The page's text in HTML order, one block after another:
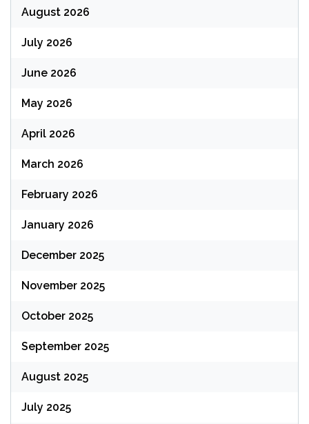
August 2026
July 2026
June 2026
May 2026
April 2026
March 2026
February 2026
January 2026
December 2025
November 2025
October 2025
September 2025
August 2025
July 2025